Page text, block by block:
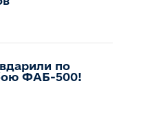
по
ФАБ-500!